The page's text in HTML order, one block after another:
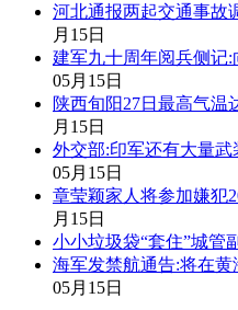
河北通报两起交通事故
月15日
建军九十周年阅兵侧记
05月15日
陕西旬阳27日最高气温
月15日
外交部:印军还有大量
05月15日
章莹颖家人将参加嫌犯
月15日
小小垃圾袋“套住”城管
海军发禁航通告:将在
05月15日